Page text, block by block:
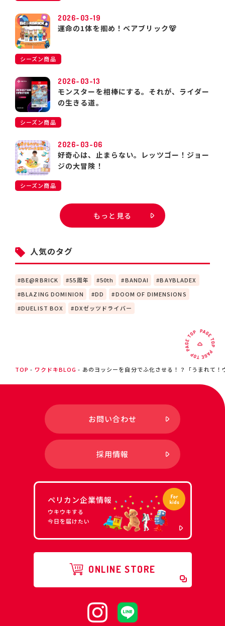
2026-03-19
運命の1体を掴め！ベアブリック🐻
シーズン商品
2026-03-13
モンスターを相棒にする。それが、ライダー
の生きる道。
シーズン商品
2026-03-06
好奇心は、止まらない。レッツゴー！ジョー
ジの大冒険！
シーズン商品
もっと見る
人気のタグ
BE@RBRICK 55周年 50th BANDAI
BAYBLADEX
BLAZING DOMINION
DD
DOOM OF DIMENSIONS
DUELIST BOX
DXゼッツドライバー
TOP ワクドキBLOG あのヨッシーを自分でふ化させる！？「うまれて
お問い合わせ
採用情報
ペリカン企業情報
ウキウキする
今日を届けたい
ONLINE STORE